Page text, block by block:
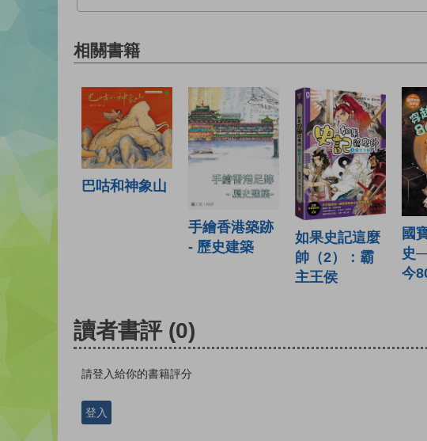
相關書籍
巴咕和神象山
手繪香港築跡
- 歷史建築
如果史記這麼
帥（2）：霸
主王侯
國
史
今
讀者書評 (0)
請登入給你的書籍評分
登入